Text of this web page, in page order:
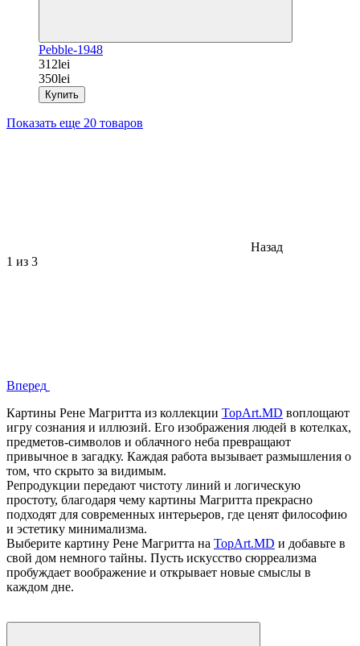
Pebble-1948
312lei
350lei
Купить
Показать еще 20 товаров
Назад
1 из 3
Вперед
Картины Рене Магритта из коллекции TopArt.MD воплощают
игру сознания и иллюзий. Его изображения людей в котелках,
предметов‑символов и облачного неба превращают
привычное в загадку. Каждая работа вызывает размышления о
том, что скрыто за видимым.
Репродукции передают чистоту линий и логическую
простоту, благодаря чему картины Магритта прекрасно
подходят для современных интерьеров, где ценят философию
и эстетику минимализма.
Выберите картину Рене Магритта на TopArt.MD и добавьте в
свой дом немного тайны. Пусть искусство сюрреализма
пробуждает воображение и открывает новые смыслы в
каждом дне.